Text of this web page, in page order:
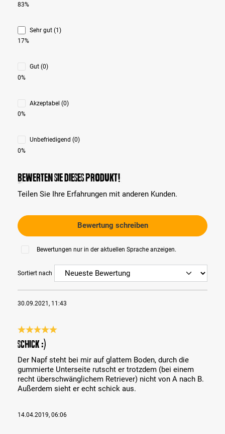
83%
Sehr gut (1)
17%
Gut (0)
0%
Akzeptabel (0)
0%
Unbefriedigend (0)
0%
Bewerten Sie dieses Produkt!
Teilen Sie Ihre Erfahrungen mit anderen Kunden.
Bewertung schreiben
Bewertungen nur in der aktuellen Sprache anzeigen.
Sortiert nach
30.09.2021, 11:43
Bewertung mit 5 von 5 Sternen
Schick :)
Der Napf steht bei mir auf glattem Boden, durch die
gummierte Unterseite rutscht er trotzdem (bei einem
recht überschwänglichem Retriever) nicht von A nach B.
Außerdem sieht er echt schick aus.
14.04.2019, 06:06